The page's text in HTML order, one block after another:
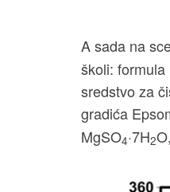
A sada na
školi:
sredstvo za
gradića
MgSO4·7H2